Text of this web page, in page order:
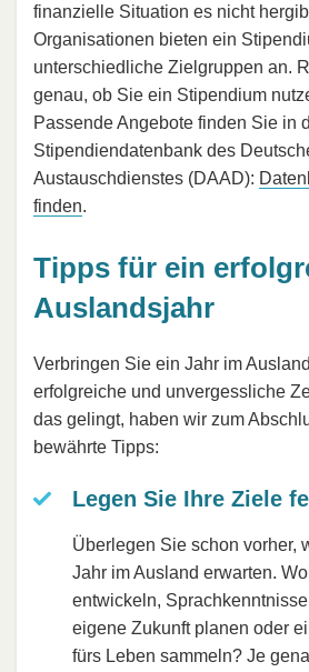
finanzielle Situation es nicht
Organisationen bieten ein
unterschiedliche Zielgruppen an.
genau, ob Sie ein Stipendium
Passende Angebote finden Sie in
Stipendiendatenbank des
Austauschdienstes (DAAD):
finden.
Tipps für ein
Auslandsjahr
Verbringen Sie ein Jahr im
erfolgreiche und unvergessliche
das gelingt, haben wir zum
bewährte Tipps:
Legen Sie Ihre Ziele
Überlegen Sie schon vorher,
Jahr im Ausland erwarten.
entwickeln,
eigene Zukunft planen oder
fürs Leben sammeln? Je